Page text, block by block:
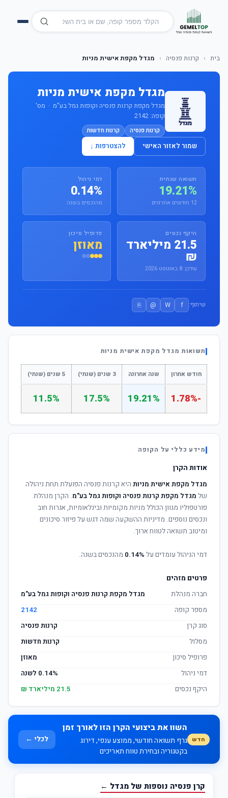
בית › קרנות פנסיה › מגדל מקפת אישית מניות
מגדל מקפת אישית מניות
מגדל מקפת קרנות פנסיה וקופות גמל בע"מ · מס'
קופה: 2142
קרנות פנסיה קרנות חדשות
שמור לאזור האישי להצטרפות ↓
תשואה שנתית
19.21%
12 חודשים אחרונים
דמי ניהול
0.14%
מהנכסים בשנה
היקף נכסים
21.5 מיליארד
₪
עודכן: 8 באוגוסט 2026
פרופיל סיכון
מאוזן
שיתוף: f
W
@
⎘
תשואות מגדל מקפת אישית מניות
חודש אחרון שנה אחרונה 3 שנים (שנתי) 5 שנים (שנתי)
-1.78%
19.21%
17.5%
11.5%
מידע כללי על הקופה
אודות הקרן
מגדל מקפת אישית מניות היא קרנות פנסיה הפועלת תחת ניהולה
של מגדל מקפת קרנות פנסיה וקופות גמל בע"מ. הקרן מנהלת
פורטפוליו מגוון הכולל מניות מקומיות ובינלאומיות, אגרות חוב
ונכסים נוספים. מדיניות ההשקעה שמה דגש על פיזור סיכונים
ומיטוב תשואה לטווח ארוך.
דמי הניהול עומדים על 0.14% מהנכסים בשנה.
פרטים מזהים
חברה מנהלת
מגדל מקפת קרנות פנסיה וקופות גמל בע"מ
מספר קופה
2142
סוג קרן
קרנות פנסיה
מסלול
קרנות חדשות
פרופיל סיכון
מאוזן
דמי ניהול
0.14% לשנה
היקף נכסים
21.5 מיליארד ₪
חדש
השוו את ביצועי הקרן הזו לאורך זמן
גרף תשואה חודשי, ממוצע ענפי, דירוג
בקטגוריה ובחירת טווח תאריכים
לכלי ←
קרן פנסיה נוספות של מגדל ←